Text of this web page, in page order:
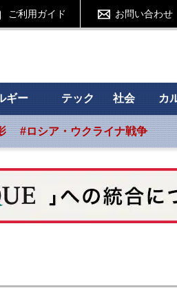
ご利用ガイド お問い合わせ
ギー テック 社会 カ
#ロシア・ウクライナ戦争